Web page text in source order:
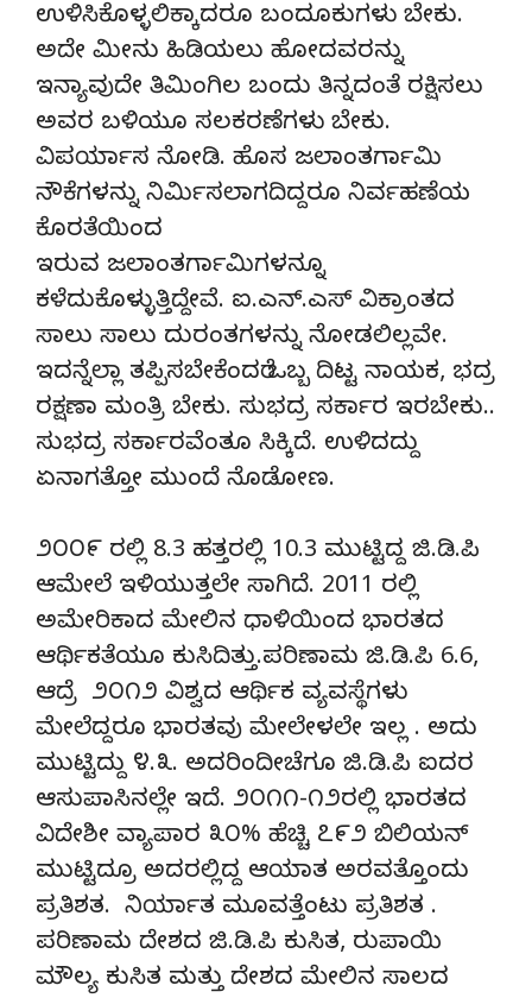
ಉಳಿಸಿಕೊಳ್ಳಲಿಕ್ಕಾದರೂ ಬಂದೂಕುಗಳು ಬೇಕು.
ಅದೇ ಮೀನು ಹಿಡಿಯಲು ಹೋದವರನ್ನು
ಇನ್ಯಾವುದೇ ತಿಮಿಂಗಿಲ ಬಂದು ತಿನ್ನದಂತೆ ರಕ್ಷಿಸಲು
ಅವರ ಬಳಿಯೂ ಸಲಕರಣೆಗಳು ಬೇಕು.
ವಿಪರ್ಯಾಸ ನೋಡಿ. ಹೊಸ ಜಲಾಂತರ್ಗಾಮಿ
ನೌಕೆಗಳನ್ನು ನಿರ್ಮಿಸಲಾಗದಿದ್ದರೂ ನಿರ್ವಹಣೆಯ
ಕೊರತೆಯಿಂದ
ಇರುವ ಜಲಾಂತರ್ಗಾಮಿಗಳನ್ನೂ
ಕಳೆದುಕೊಳ್ಳುತ್ತಿದ್ದೇವೆ. ಐ.ಎನ್.ಎಸ್ ವಿಕ್ರಾಂತದ
ಸಾಲು ಸಾಲು ದುರಂತಗಳನ್ನು ನೋಡಲಿಲ್ಲವೇ.
ಇದನ್ನೆಲ್ಲಾ ತಪ್ಪಿಸಬೇಕೆಂದರೆ ಒಬ್ಬ ದಿಟ್ಟ ನಾಯಕ, ಭದ್ರ
ರಕ್ಷಣಾ ಮಂತ್ರಿ ಬೇಕು. ಸುಭದ್ರ ಸರ್ಕಾರ ಇರಬೇಕು..
ಸುಭದ್ರ ಸರ್ಕಾರವೆಂತೂ ಸಿಕ್ಕಿದೆ. ಉಳಿದದ್ದು
ಏನಾಗತ್ತೋ ಮುಂದೆ ನೊಡೋಣ.
೨೦೦೯ ರಲ್ಲಿ 8.3 ಹತ್ತರಲ್ಲಿ 10.3 ಮುಟ್ಟಿದ್ದ ಜಿ.ಡಿ.ಪಿ
ಆಮೇಲೆ ಇಳಿಯುತ್ತಲೇ ಸಾಗಿದೆ. 2011 ರಲ್ಲಿ
ಅಮೇರಿಕಾದ ಮೇಲಿನ ಧಾಳಿಯಿಂದ ಭಾರತದ
ಆರ್ಥಿಕತೆಯೂ ಕುಸಿದಿತ್ತು.ಪರಿಣಾಮ ಜಿ.ಡಿ.ಪಿ 6.6,
ಆದ್ರೆ ೨೦೧೨ ವಿಶ್ವದ ಆರ್ಥಿಕ ವ್ಯವಸ್ಥೆಗಳು
ಮೇಲೆದ್ದರೂ ಭಾರತವು ಮೇಲೇಳಲೇ ಇಲ್ಲ . ಅದು
ಮುಟ್ಟಿದ್ದು ೪.೩. ಅದರಿಂದೀಚೆಗೂ ಜಿ.ಡಿ.ಪಿ ಐದರ
ಆಸುಪಾಸಿನಲ್ಲೇ ಇದೆ. ೨೦೧೧-೧೨ರಲ್ಲಿ ಭಾರತದ
ವಿದೇಶೀ ವ್ಯಾಪಾರ ೩೦% ಹೆಚ್ಚಿ ೭೯೨ ಬಿಲಿಯನ್
ಮುಟ್ಟಿದ್ರೂ ಅದರಲ್ಲಿದ್ದ ಆಯಾತ ಅರವತ್ತೊಂದು
ಪ್ರತಿಶತ. ನಿರ್ಯಾತ ಮೂವತ್ತೆಂಟು ಪ್ರತಿಶತ .
ಪರಿಣಾಮ ದೇಶದ ಜಿ.ಡಿ.ಪಿ ಕುಸಿತ, ರುಪಾಯಿ
ಮೌಲ್ಯ ಕುಸಿತ ಮತ್ತು ದೇಶದ ಮೇಲಿನ ಸಾಲದ